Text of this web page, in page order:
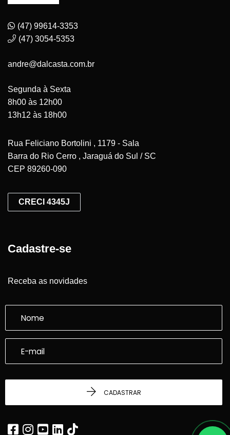
(47) 99614-3353
(47) 3054-5353
andre@dalcasta.com.br
Segunda à Sexta
8h00 às 12h00
13h12 às 18h00
Rua Feliciano Bortolini , 1179 - Sala
Barra do Rio Cerro , Jaraguá do Sul / SC
CEP 89260-090
CRECI 4345J
Cadastre-se
Receba as novidades
CADASTRAR